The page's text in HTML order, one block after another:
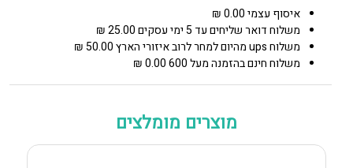
איסוף עצמי 0.00 ₪
משלוח דואר שליחים עד 5 ימי עסקים 25.00 ₪
משלוח ups מהיום למחר לרוב איזורי הארץ 50.00 ₪
משלוח חינם בהזמנה מעל 600 0.00 ₪
מוצרים מומלצים